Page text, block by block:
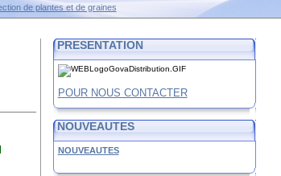
PRESENTATION
POUR NOUS CONTACTER
NOUVEAUTES
NOUVEAUTES